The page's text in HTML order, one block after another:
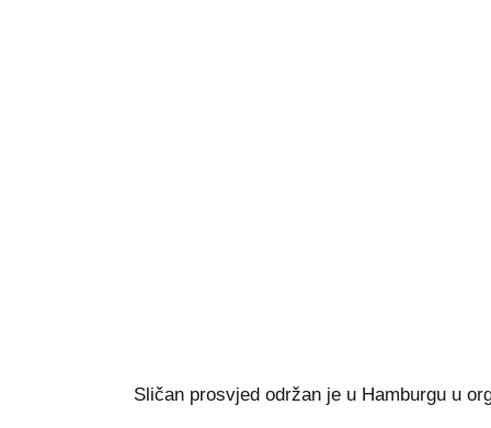
Sličan prosvjed održan je u Hamburgu u